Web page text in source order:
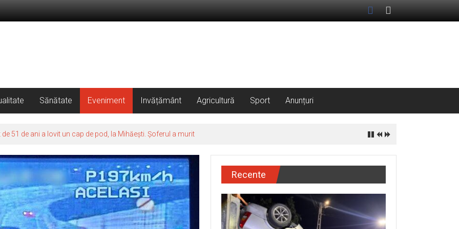
Sănătate Eveniment Invățământ Agricultură Sport Anunțuri
51 de ani a lovit un cap de pod, la Mihăești. Șoferul a murit
Recente